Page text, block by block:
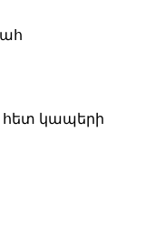
հետ կապերի